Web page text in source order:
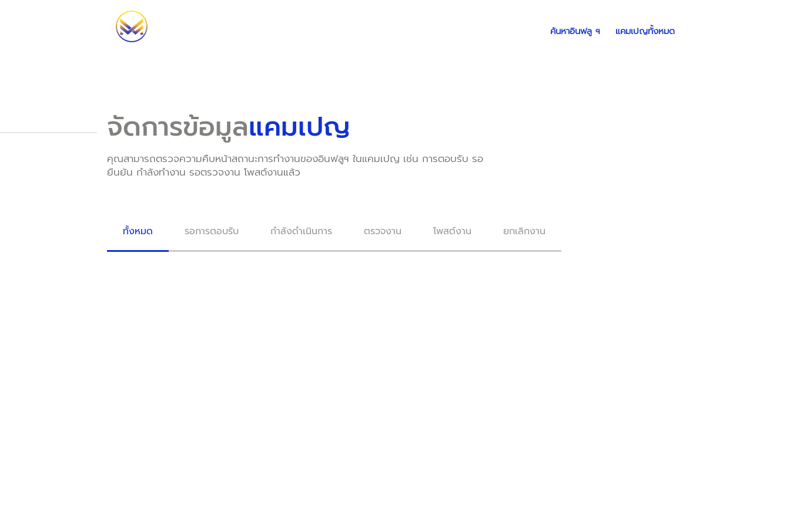
จัดการข้อมูลแคมเปญ
คุณสามารถตรวจความคืบหน้าสถานะการทำงานของอินฟลูฯ ในแคมเปญ เช่น การตอบรับ รอ
ยืนยัน กำลังทำงาน รอตรวจงาน โพสต์งานแล้ว
ค้นหาอินฟลู ฯ แคมเปญทั้งหมด
ทั้งหมด รอการตอบรับ กำลังดำเนินการ ตรวจงาน โพสต์งาน ยกเลิกงาน